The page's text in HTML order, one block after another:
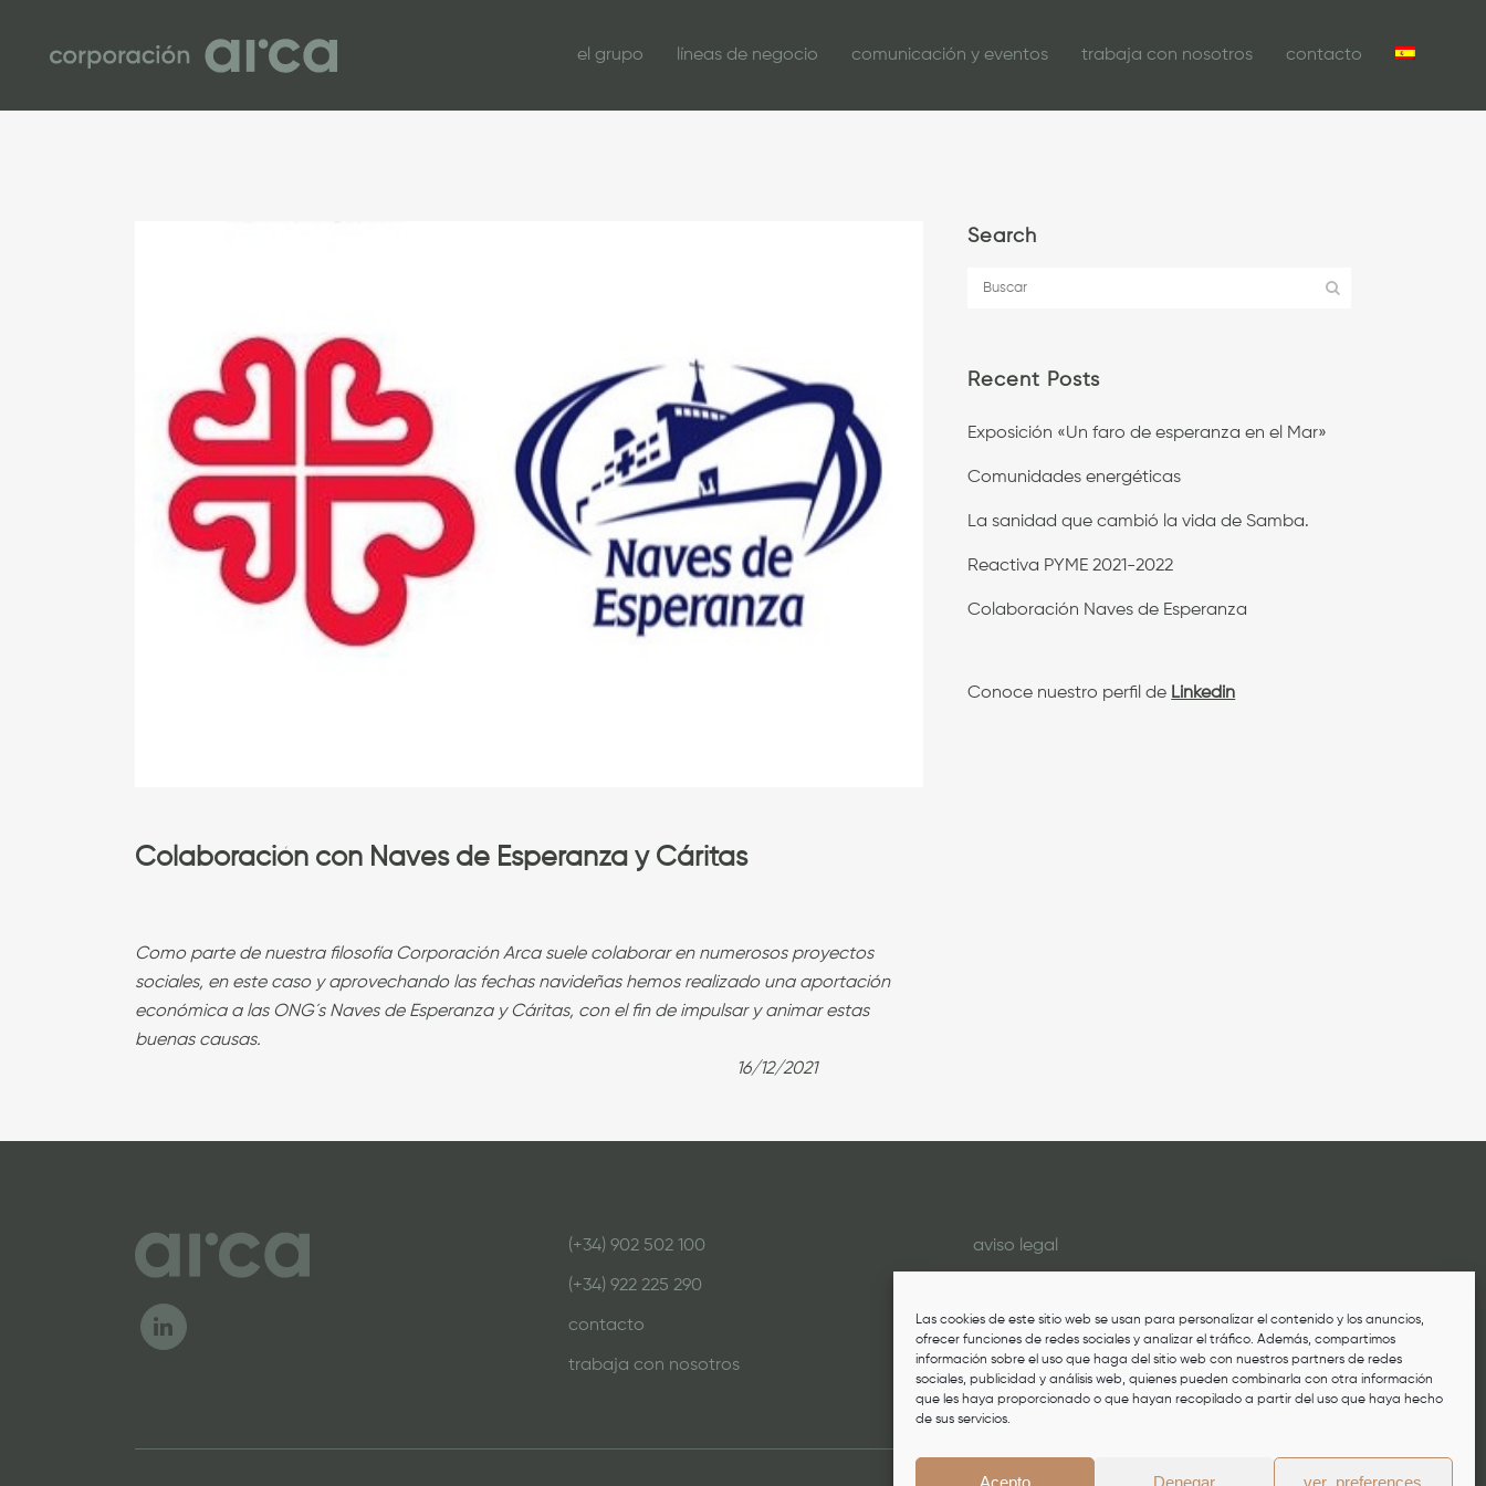
Las cookies de este sitio web se usan para personalizar el contenido y los anuncios,
ofrecer funciones de redes sociales y analizar el tráfico. Además, compartimos
información sobre el uso que haga del sitio web con nuestros partners de redes
sociales, publicidad y análisis web, quienes pueden combinarla con otra información
que les haya proporcionado o que hayan recopilado a partir del uso que haya hecho
de sus servicios.
Acepto Denegar ver_preferences
el grupo líneas de negocio comunicación y eventos trabaja con nosotros contacto
Colaboración con Naves de Esperanza y Cáritas
Como parte de nuestra filosofía Corporación Arca suele colaborar en numerosos proyectos
sociales, en este caso y aprovechando las fechas navideñas hemos realizado una aportación
económica a las ONG´s Naves de Esperanza y Cáritas, con el fin de impulsar y animar estas
buenas causas.
16/12/2021
Search
Recent Posts
Exposición «Un faro de esperanza en el Mar»
Comunidades energéticas
La sanidad que cambió la vida de Samba.
Reactiva PYME 2021-2022
Colaboración Naves de Esperanza
Conoce nuestro perfil de Linkedin
(+34) 902 502 100
(+34) 922 225 290
contacto
trabaja con nosotros
aviso legal
política de cookies
canal de denuncias